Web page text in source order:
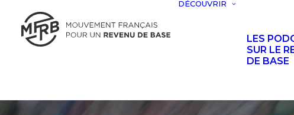
DÉCOUVRIR
LES
SUR LE
DE BASE